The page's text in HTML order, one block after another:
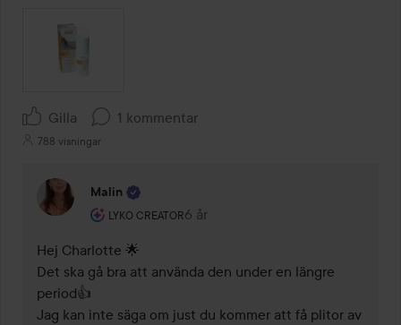
Gilla 1 kommentar
788 visningar
Malin
LYKO CREATOR
Användarens roll: Lyko Creator.
6 år
Kommentaren lades 6 år
Hej Charlotte 🌟
Det ska gå bra att använda den under en längre
period👍
Jag kan inte säga om just du kommer att få plitor av